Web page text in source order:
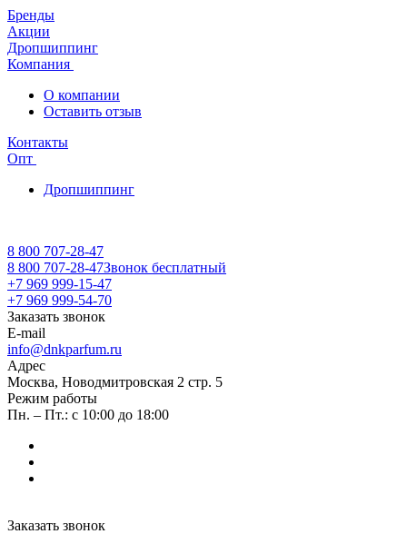
Бренды
Акции
Дропшиппинг
Компания
О компании
Оставить отзыв
Контакты
Опт
Дропшиппинг
8 800 707-28-47
8 800 707-28-47Звонок бесплатный
+7 969 999-15-47
+7 969 999-54-70
Заказать звонок
E-mail
info@dnkparfum.ru
Адрес
Москва, Новодмитровская 2 стр. 5
Режим работы
Пн. – Пт.: с 10:00 до 18:00
Заказать звонок